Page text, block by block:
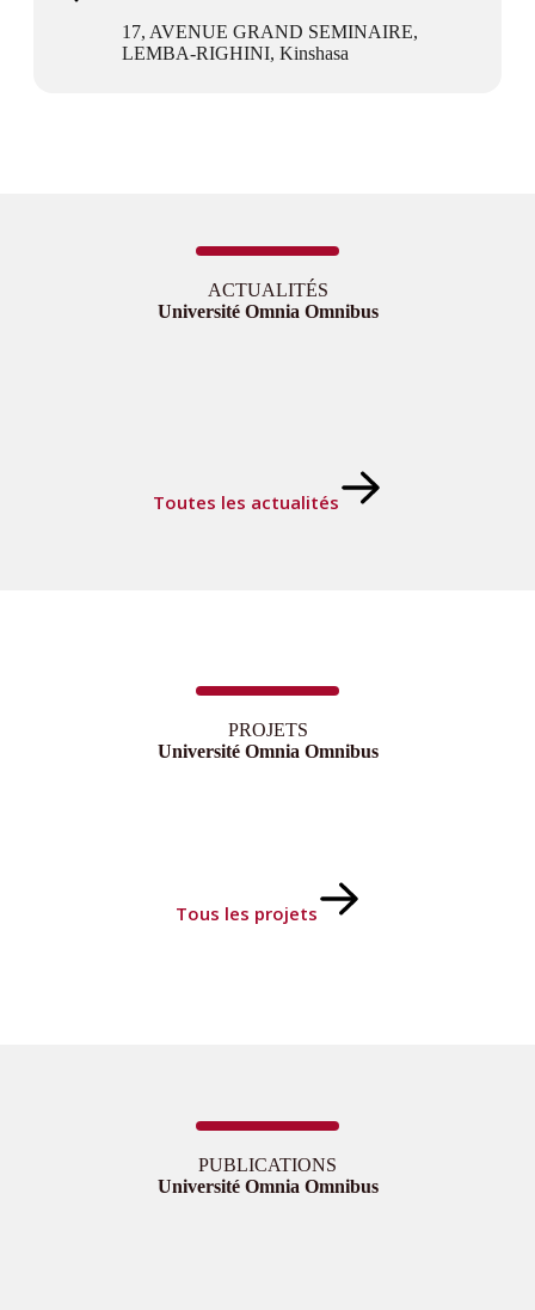
17, AVENUE GRAND SEMINAIRE,
LEMBA-RIGHINI, Kinshasa
ACTUALITÉS
Université Omnia Omnibus
Toutes les actualités
PROJETS
Université Omnia Omnibus
Tous les projets
PUBLICATIONS
Université Omnia Omnibus